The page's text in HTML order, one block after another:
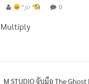
^ jo ^ 0
M STUDIO จับมือ The Ghost